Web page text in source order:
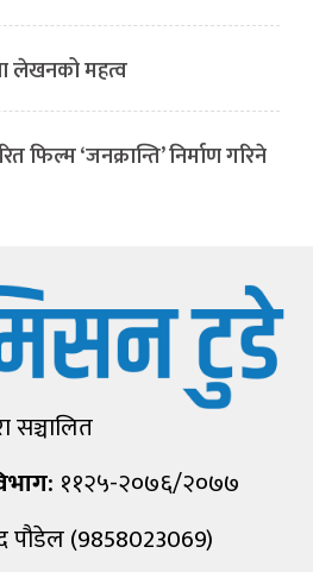
लेखनको महत्व
फिल्म ‘जनक्रान्ति’ निर्माण गरिने
सञ्चालित
११२५-२०७६/२०७७
पौडेल (9858023069)